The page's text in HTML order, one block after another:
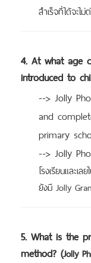
สำเร็จที่ได้จะไ
4. At what age
introduced to
--> Jolly
and
primary
--> Jolly
โรงเรียนและเ
ยังมี Jolly
5. What is the
method? (Jolly